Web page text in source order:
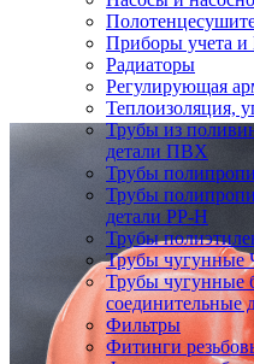
Приборы учета
Радиаторы
Регулирующая
Теплоизоляция,
Трубы из
детали ПВХ
Трубы
Трубы
детали PP-H
Трубы
Трубы чугунные
Трубы чугунные
соединительные
Фильтры
Фитинги